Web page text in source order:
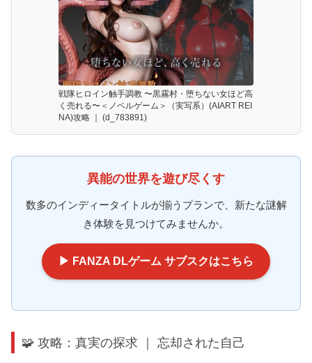
戦隊ヒロイン触手調教 〜黒霧村・堕ちない女ほど高
く売れる〜＜ノベルゲーム＞（実写系）(AIART REI
NA)攻略 ｜ (d_783891)
異能の世界を遊び尽くす
数多のインディータイトルが揃うプランで、新たな謎解
き体験を見つけてみませんか。
▶ FANZA DLゲーム サブスクはこちら
🧩 攻略：真実の探求 ｜ 忘却された自己